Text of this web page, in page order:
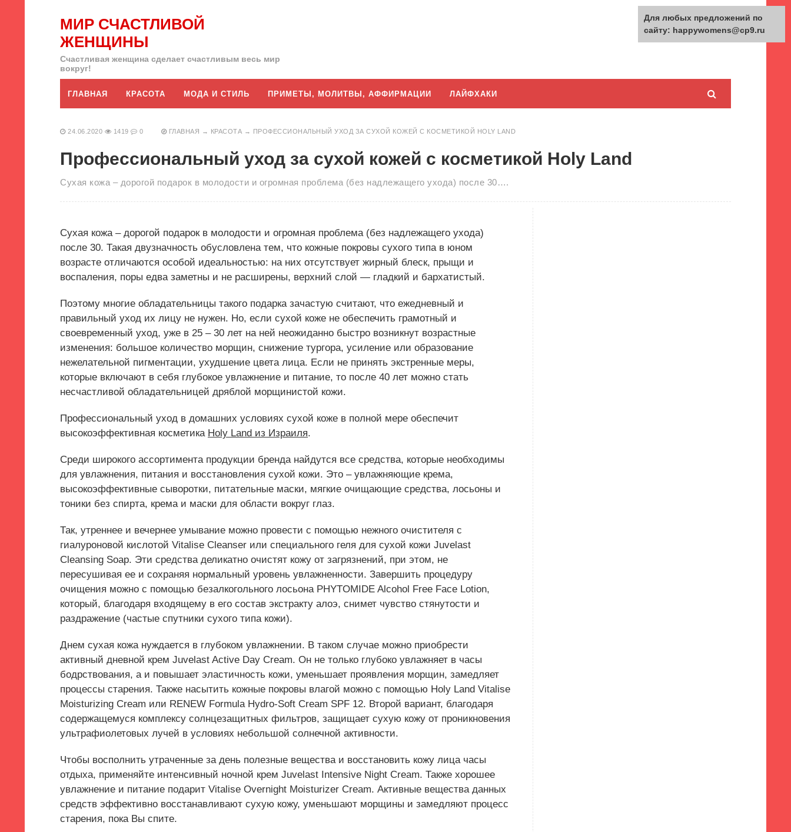
МИР СЧАСТЛИВОЙ
ЖЕНЩИНЫ
Счастливая женщина сделает счастливым весь мир
вокруг!
ГЛАВНАЯ КРАСОТА МОДА И СТИЛЬ ПРИМЕТЫ, МОЛИТВЫ, АФФИРМАЦИИ ЛАЙФХАКИ
24.06.2020 1419 0 ГЛАВНАЯ → КРАСОТА → ПРОФЕССИОНАЛЬНЫЙ УХОД ЗА СУХОЙ КОЖЕЙ С КОСМЕТИКОЙ HOLY LAND
Профессиональный уход за сухой кожей с косметикой Holy Land
Сухая кожа – дорогой подарок в молодости и огромная проблема (без надлежащего ухода) после 30….
Сухая кожа – дорогой подарок в молодости и огромная проблема (без надлежащего ухода)
после 30. Такая двузначность обусловлена тем, что кожные покровы сухого типа в юном
возрасте отличаются особой идеальностью: на них отсутствует жирный блеск, прыщи и
воспаления, поры едва заметны и не расширены, верхний слой — гладкий и бархатистый.
Поэтому многие обладательницы такого подарка зачастую считают, что ежедневный и
правильный уход их лицу не нужен. Но, если сухой коже не обеспечить грамотный и
своевременный уход, уже в 25 – 30 лет на ней неожиданно быстро возникнут возрастные
изменения: большое количество морщин, снижение тургора, усиление или образование
нежелательной пигментации, ухудшение цвета лица. Если не принять экстренные меры,
которые включают в себя глубокое увлажнение и питание, то после 40 лет можно стать
несчастливой обладательницей дряблой морщинистой кожи.
Профессиональный уход в домашних условиях сухой коже в полной мере обеспечит
высокоэффективная косметика Holy Land из Израиля.
Среди широкого ассортимента продукции бренда найдутся все средства, которые необходимы
для увлажнения, питания и восстановления сухой кожи. Это – увлажняющие крема,
высокоэффективные сыворотки, питательные маски, мягкие очищающие средства, лосьоны и
тоники без спирта, крема и маски для области вокруг глаз.
Так, утреннее и вечернее умывание можно провести с помощью нежного очистителя с
гиалуроновой кислотой Vitalise Cleanser или специального геля для сухой кожи Juvelast
Cleansing Soap. Эти средства деликатно очистят кожу от загрязнений, при этом, не
пересушивая ее и сохраняя нормальный уровень увлажненности. Завершить процедуру
очищения можно с помощью безалкогольного лосьона PHYTOMIDE Alcohol Free Face Lotion,
который, благодаря входящему в его состав экстракту алоэ, снимет чувство стянутости и
раздражение (частые спутники сухого типа кожи).
Днем сухая кожа нуждается в глубоком увлажнении. В таком случае можно приобрести
активный дневной крем Juvelast Active Day Cream. Он не только глубоко увлажняет в часы
бодрствования, а и повышает эластичность кожи, уменьшает проявления морщин, замедляет
процессы старения. Также насытить кожные покровы влагой можно с помощью Holy Land Vitalise
Moisturizing Cream или RENEW Formula Hydro-Soft Cream SPF 12. Второй вариант, благодаря
содержащемуся комплексу солнцезащитных фильтров, защищает сухую кожу от проникновения
ультрафиолетовых лучей в условиях небольшой солнечной активности.
Чтобы восполнить утраченные за день полезные вещества и восстановить кожу лица часы
отдыха, применяйте интенсивный ночной крем Juvelast Intensive Night Cream. Также хорошее
увлажнение и питание подарит Vitalise Overnight Moisturizer Cream. Активные вещества данных
средств эффективно восстанавливают сухую кожу, уменьшают морщины и замедляют процесс
старения, пока Вы спите.
Для любых предложений по
сайту: happywomens@cp9.ru